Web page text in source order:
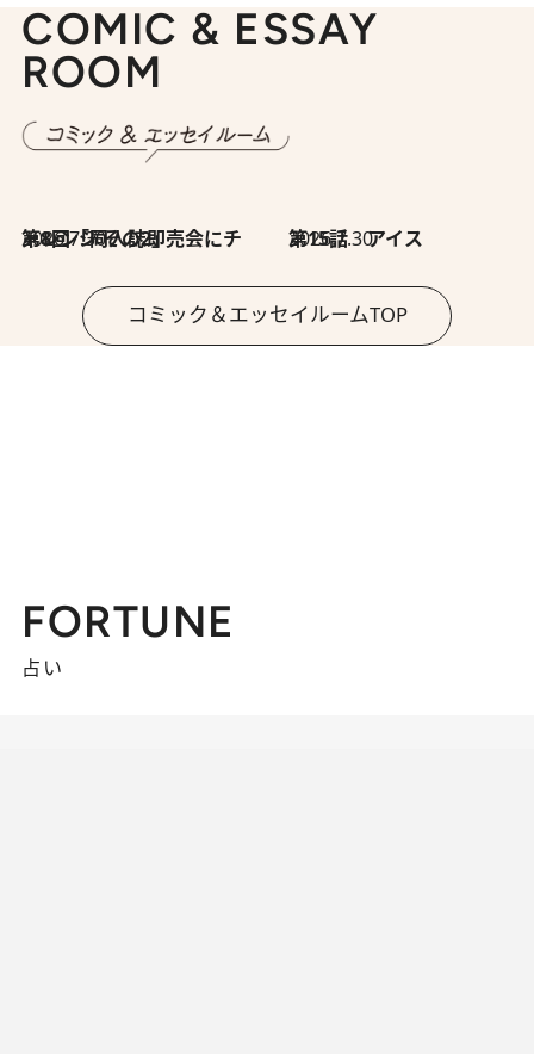
COMIC & ESSAY
ROOM
2026.7.30
第8回「同人誌即売会にチャレンジ その2」 2026.7.30
第15話 アイス
コミック＆エッセイルームTOP
FORTUNE
占い